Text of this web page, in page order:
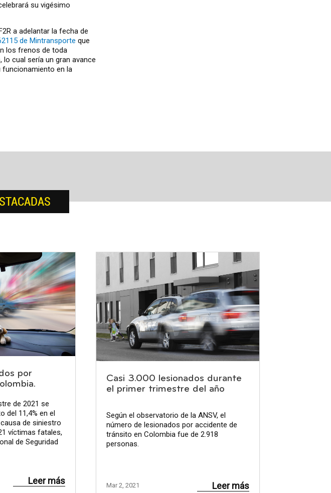
su vigésimo
a adelantar la fecha de
de Mintransporte que
los frenos de toda
cual sería un gran avance
funcionamiento en la
por
de 2021 se
del 11,4% en el
de siniestro
víctimas fatales,
de Seguridad
Leer más
Casi 3.000 lesionados durante
el primer trimestre del año
Según el observatorio de la ANSV, el
número de lesionados por accidente de
tránsito en Colombia fue de 2.918
personas.
Mar 2, 2021 Leer más